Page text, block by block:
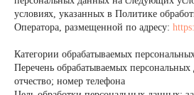
условиях, указанных в Политике
Оператора, размещенной по адресу:
Категории обрабатываемых
Перечень обрабатываемых
отчество; номер телефона